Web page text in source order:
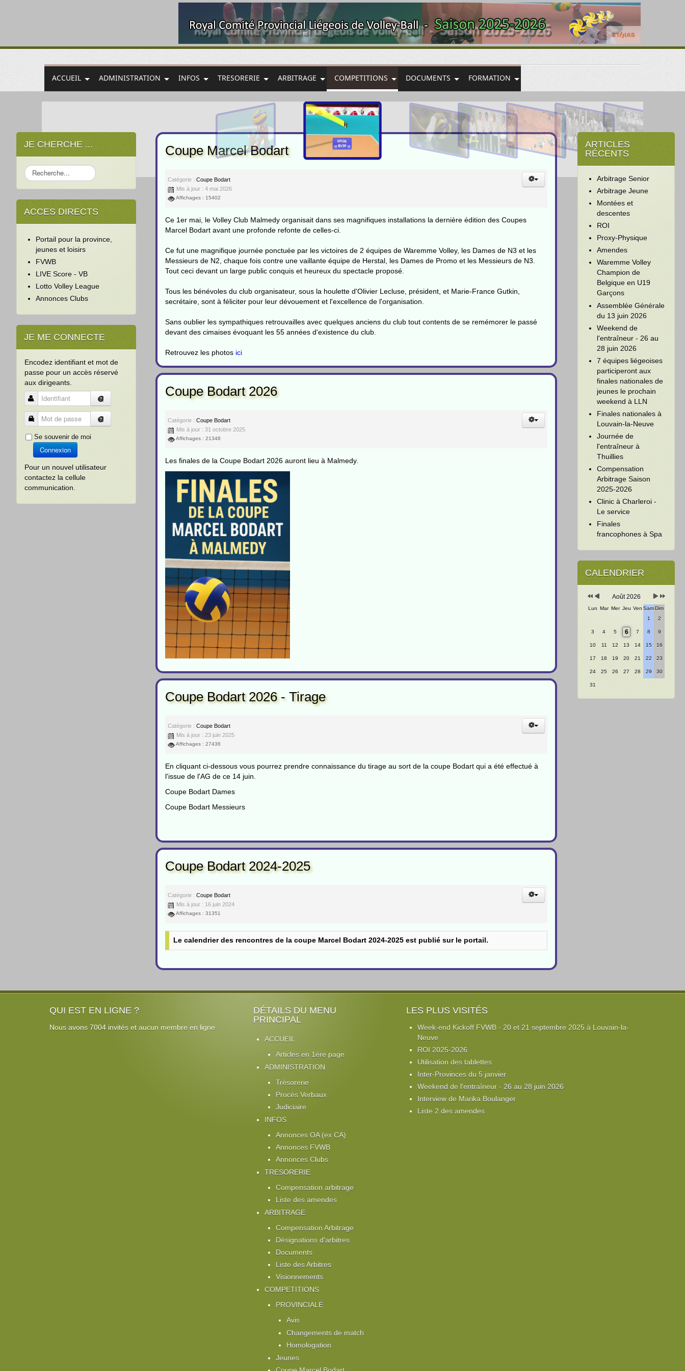
ACCUEIL ADMINISTRATION INFOS TRESORERIE ARBITRAGE COMPETITIONS DOCUMENTS FORMATION
Coupe Marcel Bodart
Catégorie :Coupe Bodart
Mis à jour : 4 mai 2026
Affichages : 15402
Ce 1er mai, le Volley Club Malmedy organisait dans ses magnifiques installations la dernière édition des Coupes
Marcel Bodart avant une profonde refonte de celles-ci.
Ce fut une magnifique journée ponctuée par les victoires de 2 équipes de Waremme Volley, les Dames de N3 et les
Messieurs de N2, chaque fois contre une vaillante équipe de Herstal, les Dames de Promo et les Messieurs de N3.
Tout ceci devant un large public conquis et heureux du spectacle proposé.
Tous les bénévoles du club organisateur, sous la houlette d'Olivier Lecluse, président, et Marie-France Gutkin,
secrétaire, sont à féliciter pour leur dévouement et l'excellence de l'organisation.
Sans oublier les sympathiques retrouvailles avec quelques anciens du club tout contents de se remémorer le passé
devant des cimaises évoquant les 55 années d'existence du club.
Retrouvez les photos ici
Coupe Bodart 2026
Catégorie :Coupe Bodart
Mis à jour : 31 octobre 2025
Affichages : 21348
Les finales de la Coupe Bodart 2026 auront lieu à Malmedy.
Coupe Bodart 2026 - Tirage
Catégorie :Coupe Bodart
Mis à jour : 23 juin 2025
Affichages : 27436
En cliquant ci-dessous vous pourrez prendre connaissance du tirage au sort de la coupe Bodart qui a été effectué à
l'issue de l'AG de ce 14 juin.
Coupe Bodart Dames
Coupe Bodart Messieurs
Coupe Bodart 2024-2025
Catégorie :Coupe Bodart
Mis à jour : 16 juin 2024
Affichages : 31351
Le calendrier des rencontres de la coupe Marcel Bodart 2024-2025 est publié sur le portail.
JE CHERCHE ...
Rechercher
ACCES DIRECTS
Portail pour la province,
jeunes et loisirs
FVWB
LIVE Score - VB
Lotto Volley League
Annonces Clubs
JE ME CONNECTE
Encodez identifiant et mot de
passe pour un accès réservé
aux dirigeants.
Identifiant
Mot de passe
Se souvenir de moi
Connexion
Pour un nouvel utilisateur
contactez la cellule
communication.
ARTICLES
RÉCENTS
Arbitrage Senior
Arbitrage Jeune
Montées et
descentes
ROI
Proxy-Physique
Amendes
Waremme Volley
Champion de
Belgique en U19
Garçons
Assemblée Générale
du 13 juin 2026
Weekend de
l'entraîneur - 26 au
28 juin 2026
7 équipes liégeoises
participeront aux
finales nationales de
jeunes le prochain
weekend à LLN
Finales nationales à
Louvain-la-Neuve
Journée de
l'entraîneur à
Thuillies
Compensation
Arbitrage Saison
2025-2026
Clinic à Charleroi -
Le service
Finales
francophones à Spa
CALENDRIER
Année
précédente
Mois
précédent
Année
Mois
Août 2026
Lun Mar Mer Jeu Ven SamDim
1
2
3 4 5 6 7 8 9
10 11 12 13 14 15 16
17 18 19 20 21 22 23
24 25 26 27 28 29 30
31
QUI EST EN LIGNE ?
Nous avons 7004 invités et aucun membre en ligne
DÉTAILS DU MENU
PRINCIPAL
ACCUEIL
Articles en 1ère page
ADMINISTRATION
Trésorerie
Procès Verbaux
Judiciaire
INFOS
Annonces OA (ex CA)
Annonces FVWB
Annonces Clubs
TRESORERIE
Compensation arbitrage
Liste des amendes
ARBITRAGE
Compensation Arbitrage
Désignations d'arbitres
Documents
Liste des Arbitres
Visionnements
COMPETITIONS
PROVINCIALE
Avis
Changements de match
Homologation
Jeunes
LES PLUS VISITÉS
Week-end Kickoff FVWB - 20 et 21 septembre 2025 à Louvain-la-
Neuve
ROI 2025-2026
Utilisation des tablettes
Inter-Provinces du 5 janvier
Weekend de l'entraîneur - 26 au 28 juin 2026
Interview de Marika Boulanger
Liste 2 des amendes